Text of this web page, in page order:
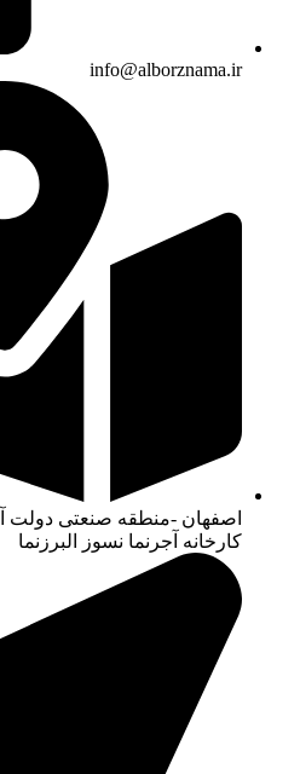
info@alborznama.ir
کارخانه آجرنما نسوز البرزنما